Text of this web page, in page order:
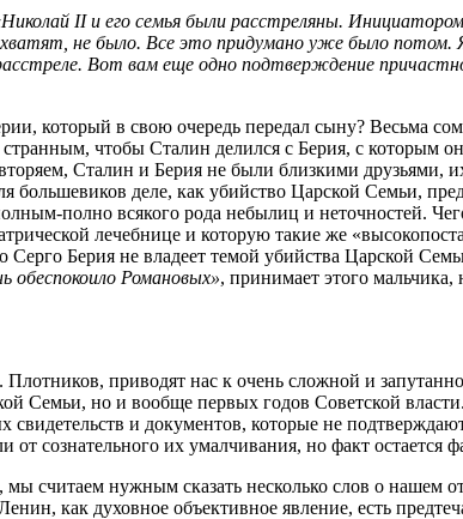
II и его семья были расстреляны.
не было. Все это придумано уже было
Вот вам еще одно подтверждение
который в свою очередь передал сыну? Весьма
чтобы Сталин делился с Берия, с которым
Сталин и Берия не были близкими друзьями,
деле, как убийство Царской Семьи,
полно всякого рода небылиц и неточностей.
лечебнице и которую такие же
Берия не владеет темой убийства Царской
обеспокоило Романовых», принимает этого
приводят нас к очень сложной и
Семьи, но и вообще первых годов Советской
и документов, которые не
сознательного их умалчивания, но факт остается
считаем нужным сказать несколько слов о нашем
как духовное объективное явление, есть